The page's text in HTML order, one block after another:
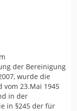
der Bereinigung
wurde die
vom 23.Mai 1945
in der
in §245 der für